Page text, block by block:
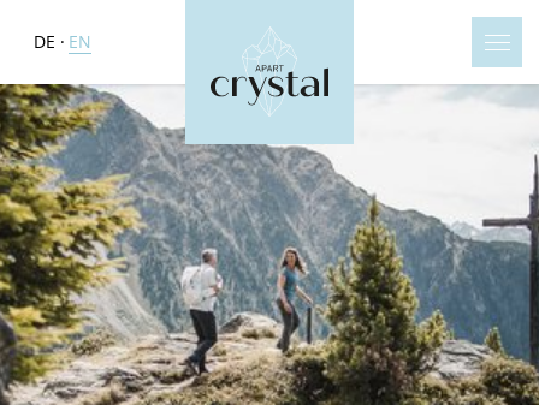
DE EN